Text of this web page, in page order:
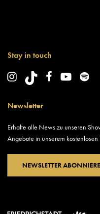
Stay in touch
Newsletter
Erhalte alle News zu unseren
Angebote in unserem
NEWSLETTER